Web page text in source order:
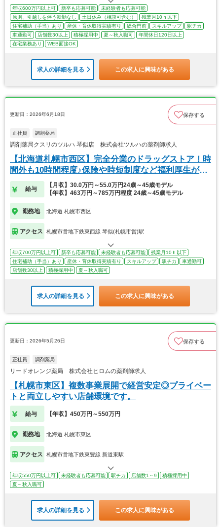
年収600万円以上可 新卒も応募可能
未経験者も応募可能
原則、引越しを伴う転勤なし
土日休み（相談可含む）
残業月10ｈ以下
住宅補助（手当）あり
産休・育休取得実績有り 総合門前 スキルアップ
駅チカ
車通勤可
店舗数30以上 積極採用中 夏～秋入職可
年間休日120日以上
在宅業務あり
WEB面接OK
求人の詳細を見る この求人に興味がある
更新日：2026年6月18日 保存する
正社員 調剤薬局
調剤薬局クスリのツルハ 琴似店 株式会社ツルハの薬剤師求人
【北海道札幌市西区】完全分業のドラッグストア！時
間外も10時間程度♪保険や時短制度など福利厚生が充
実
給与
【月収】30.0万円～55.0万円24歳～45歳モデル
【年収】463万円～785万円程度 24歳～45歳モデル
勤務地 北海道 札幌市西区
アクセス 札幌市営地下鉄東西線 琴似(札幌市営)駅
年収700万円以上可 新卒も応募可能 未経験者も応募可能
残業月10ｈ以下
住宅補助（手当）あり
産休・育休取得実績有り スキルアップ 駅チカ
車通勤可
店舗数30以上
積極採用中 夏～秋入職可
求人の詳細を見る この求人に興味がある
更新日：2026年5月26日 保存する
正社員 調剤薬局
リードオレンジ薬局 株式会社ヒロムの薬剤師求人
【札幌市東区】複数事業展開で経営安定◎プライベー
トと両立しやすい店舗環境です。
給与 【年収】450万円～550万円
勤務地 北海道 札幌市東区
アクセス 札幌市営地下鉄東豊線 新道東駅
年収550万円以上可 未経験者も応募可能 駅チカ 店舗数1～9
積極採用中
夏～秋入職可
求人の詳細を見る この求人に興味がある